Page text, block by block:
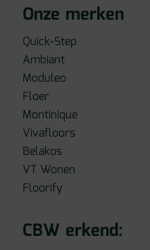
Onze merken
Quick-Step
Ambiant
Moduleo
Floer
Montinique
Vivafloors
Belakos
VT Wonen
Floorify
CBW erkend: